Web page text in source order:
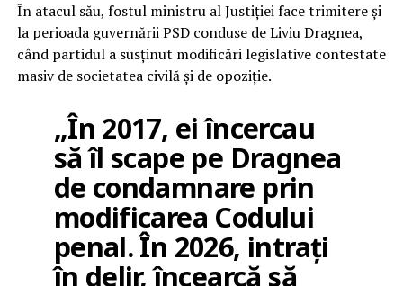
În atacul său, fostul ministru al Justiției face trimitere și
la perioada guvernării PSD conduse de Liviu Dragnea,
când partidul a susținut modificări legislative contestate
masiv de societatea civilă și de opoziție.
„În 2017, ei încercau
să îl scape pe Dragnea
de condamnare prin
modificarea Codului
penal. În 2026, intrați
în delir, încearcă să